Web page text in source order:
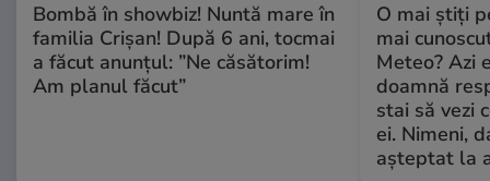
Bombă în showbiz! Nuntă mare în
familia Crișan! După 6 ani, tocmai
a făcut anunțul: ”Ne căsătorim!
Am planul făcut”
O mai știți
mai
Meteo? Azi
doamnă
stai să vezi
ei. Nimeni,
așteptat la